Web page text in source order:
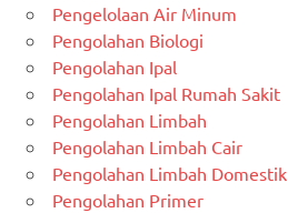
Pengelolaan Air Minum
Pengolahan Biologi
Pengolahan Ipal
Pengolahan Ipal Rumah Sakit
Pengolahan Limbah
Pengolahan Limbah Cair
Pengolahan Limbah Domestik
Pengolahan Primer